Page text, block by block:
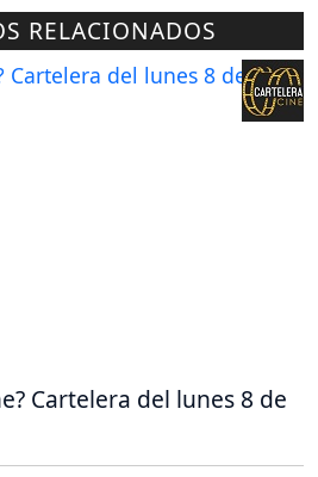
RELACIONADOS
Cartelera del lunes 8 de